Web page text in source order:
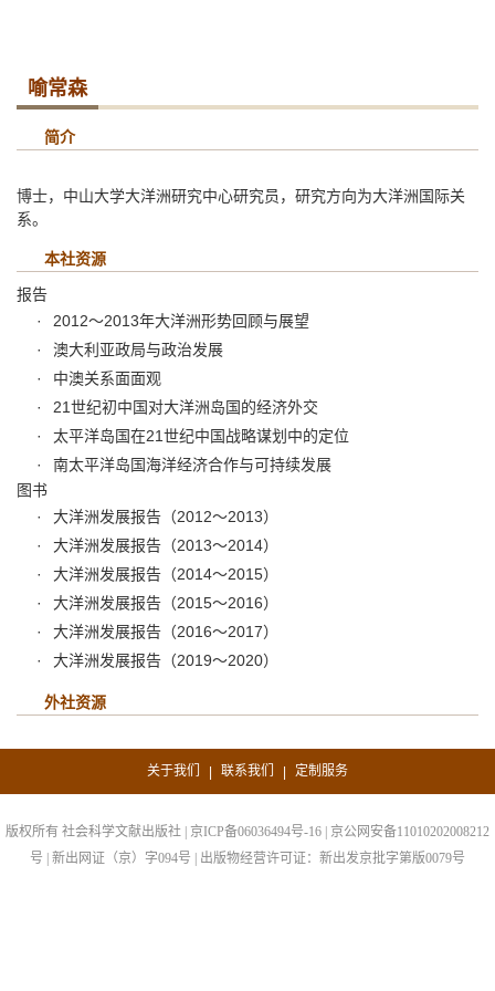
喻常森
简介
博士，中山大学大洋洲研究中心研究员，研究方向为大洋洲国际关
系。
本社资源
报告
2012～2013年大洋洲形势回顾与展望
澳大利亚政局与政治发展
中澳关系面面观
21世纪初中国对大洋洲岛国的经济外交
太平洋岛国在21世纪中国战略谋划中的定位
南太平洋岛国海洋经济合作与可持续发展
图书
大洋洲发展报告（2012～2013）
大洋洲发展报告（2013～2014）
大洋洲发展报告（2014～2015）
大洋洲发展报告（2015～2016）
大洋洲发展报告（2016～2017）
大洋洲发展报告（2019～2020）
外社资源
关于我们 | 联系我们 | 定制服务
版权所有 社会科学文献出版社 | 京ICP备06036494号-16 | 京公网安备11010202008212
号 | 新出网证（京）字094号 | 出版物经营许可证：新出发京批字第版0079号